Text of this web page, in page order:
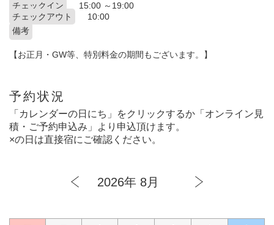
チェックイン
15:00 ～19:00
チェックアウト
10:00
備考
【お正月・GW等、特別料金の期間もございます。】
予約状況
「カレンダーの日にち」をクリックするか「オンライン見
積・ご予約申込み」より申込頂けます。
×の日は直接宿にご確認ください。
2026年 8月